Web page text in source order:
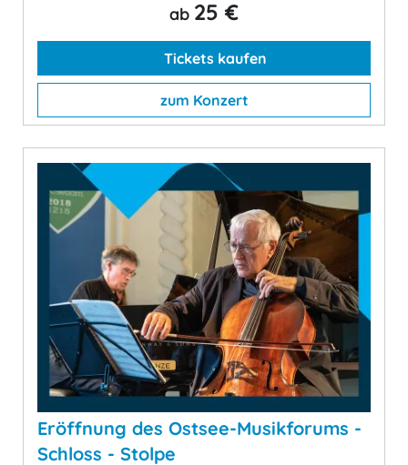
ab 25 €
Tickets kaufen
zum Konzert
Eröffnung des Ostsee-Musikforums -
Schloss - Stolpe